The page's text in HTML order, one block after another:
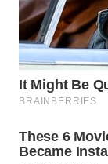
BEKASI
WN
BOGOR
WN